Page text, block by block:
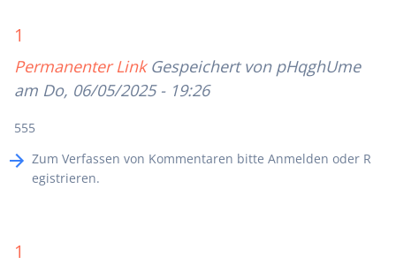
1
Permanenter Link Gespeichert von pHqghUme
am Do, 06/05/2025 - 19:26
555
Zum Verfassen von Kommentaren bitte Anmelden oder R
egistrieren.
1